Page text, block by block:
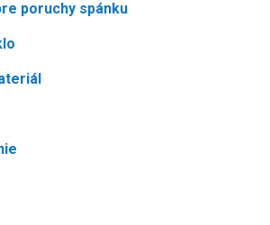
poruchy spánku